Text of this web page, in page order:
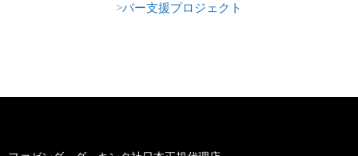
>バー支援プロジェクト